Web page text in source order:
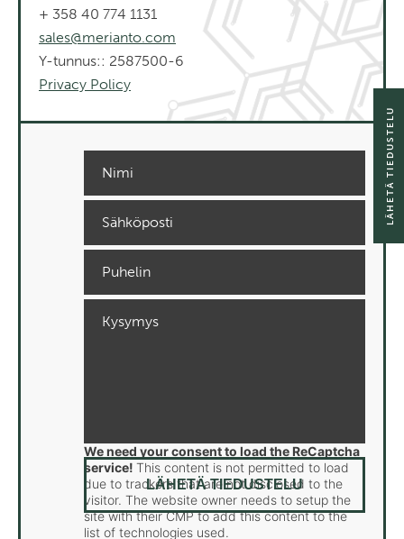
+ 358 40 774 1131
sales@merianto.com
Y-tunnus:: 2587500-6
Privacy Policy
We need your consent to load the ReCaptcha
service! This content is not permitted to load
due to trackers that are not disclosed to the
visitor. The website owner needs to setup the
site with their CMP to add this content to the
list of technologies used.
LÄHETÄ TIEDUSTELU